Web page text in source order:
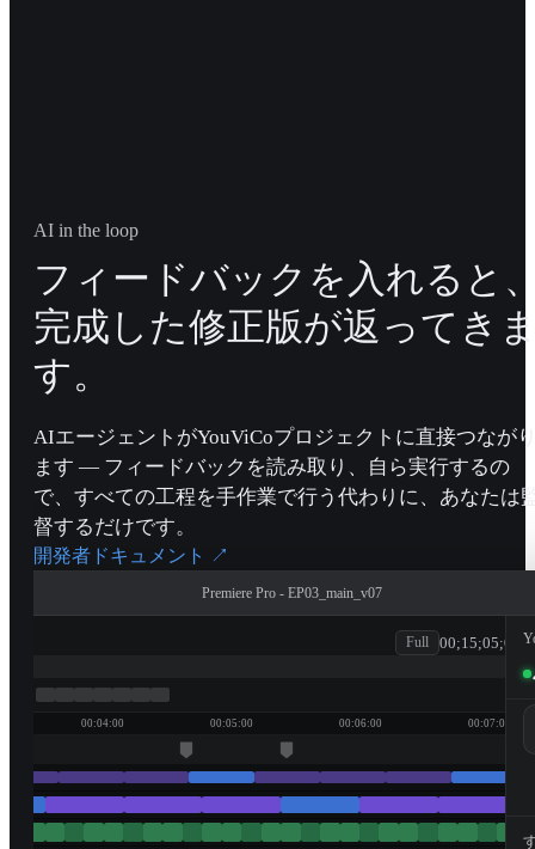
AI in the loop
フィードバックを入れると
完成した修正版が返ってき
す。
AIエージェントがYouViCoプロジェクトに直接つなが
ます — フィードバックを読み取り、自ら実行するの
で、すべての工程を手作業で行う代わりに、あなたは
督するだけです。
開発者ドキュメント ↗
Premiere Pro - EP03_main_v07
Full 00;15;05;00
00:04:00 00:05:00 00:06:00 00:07:00